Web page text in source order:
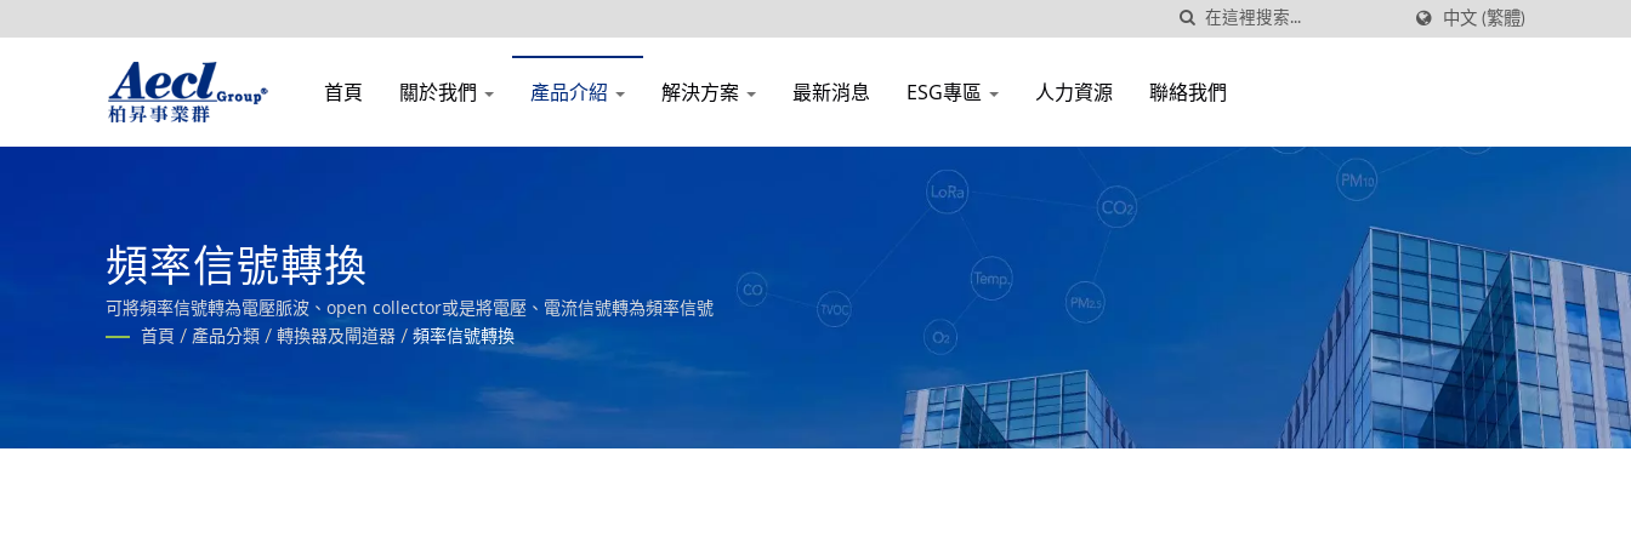
中文 (繁體)
首頁 關於我們 產品介紹 解決方案 最新消息 ESG專區 人力資源 聯絡我們
頻率信號轉換
可將頻率信號轉為電壓脈波、open collector或是將電壓、電流信號轉為頻率信號
首頁 / 產品分類 / 轉換器及閘道器 / 頻率信號轉換